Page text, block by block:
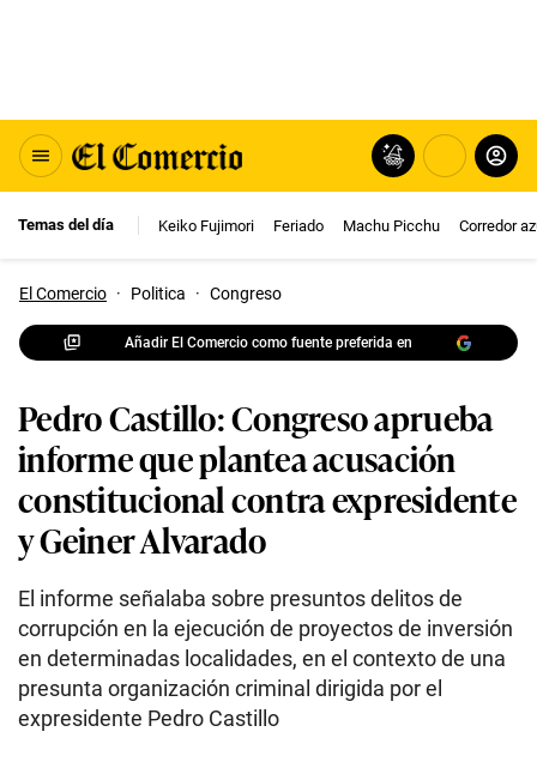
Temas del día Keiko Fujimori Feriado Machu Picchu Corredor
El Comercio · Politica · Congreso
Añadir El Comercio como fuente preferida en
Pedro Castillo: Congreso aprueba
informe que plantea acusación
constitucional contra expresidente
y Geiner Alvarado
El informe señalaba sobre presuntos delitos de
corrupción en la ejecución de proyectos de inversión
en determinadas localidades, en el contexto de una
presunta organización criminal dirigida por el
expresidente Pedro Castillo